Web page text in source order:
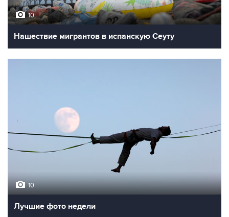
10
Нашествие мигрантов в испанскую Сеуту
10
Лучшие фото недели